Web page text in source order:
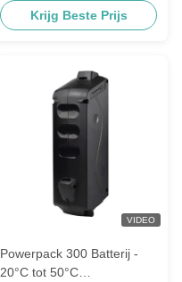
Krijg Beste Prijs
VIDEO
Powerpack 300 Batterij -
20°C tot 50°C